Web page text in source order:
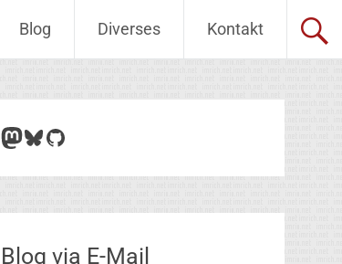
Blog Diverses Kontakt
Mastodon
Bluesky
GitHub
Blog via E-Mail